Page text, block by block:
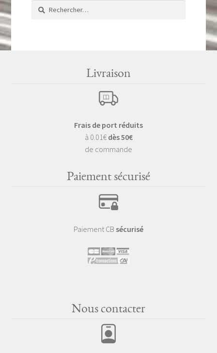
Rechercher :
Livraison
Frais de port réduits
à 0.01€ dès 50€
de commande
Paiement sécurisé
Paiement CB sécurisé
Nous contacter